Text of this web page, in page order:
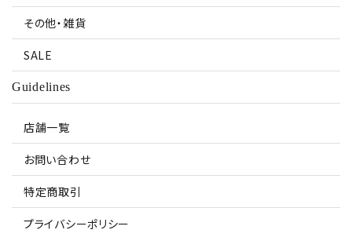
その他・雑貨
SALE
Guidelines
店舗一覧
お問い合わせ
特定商取引
プライバシーポリシー